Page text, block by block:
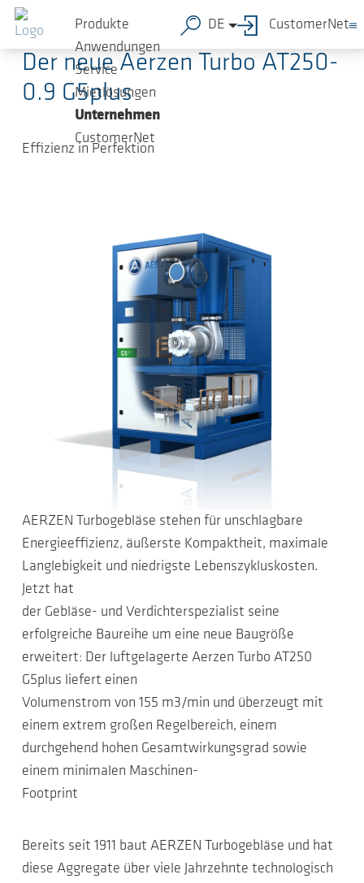
Zum Hauptinhalt springen
Produkte
Anwendungen
Service
Mietlösungen
Unternehmen
CustomerNet
DE CustomerNet
17.05.2024-Pressemitteilungen
Der neue Aerzen Turbo AT250-
0.9 G5plus
Effizienz in Perfektion
AERZEN Turbogebläse stehen für unschlagbare
Energieeffizienz, äußerste Kompaktheit, maximale
Langlebigkeit und niedrigste Lebenszykluskosten.
Jetzt hat
der Gebläse- und Verdichterspezialist seine
erfolgreiche Baureihe um eine neue Baugröße
erweitert: Der luftgelagerte Aerzen Turbo AT250
G5plus liefert einen
Volumenstrom von 155 m3/min und überzeugt mit
einem extrem großen Regelbereich, einem
durchgehend hohen Gesamtwirkungsgrad sowie
einem minimalen Maschinen-
Footprint
Bereits seit 1911 baut AERZEN Turbogebläse und hat
diese Aggregate über viele Jahrzehnte technologisch